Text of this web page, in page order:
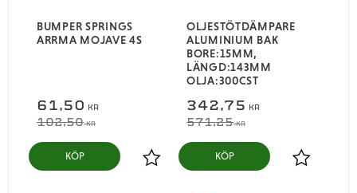
BUMPER SPRINGS
ARRMA MOJAVE 4S
61,50 KR
102,50KR
Lägg till i favoriter
KÖP
OLJESTÖTDÄMPARE
ALUMINIUM BAK
BORE:15MM,
LÄNGD:143MM
OLJA:300CST
342,75 KR
571,25KR
Lägg till i
KÖP